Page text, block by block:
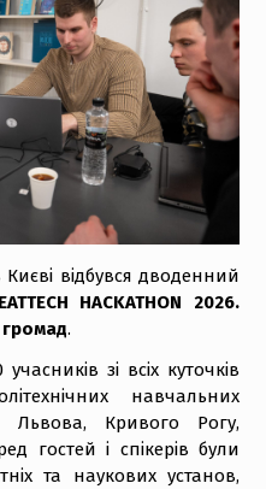
Києві відбувся дводенний
HACKATHON 2026.
.
зі всіх куточків
навчальних
Львова, Кривого Рогу,
гостей і спікерів були
та наукових установ,